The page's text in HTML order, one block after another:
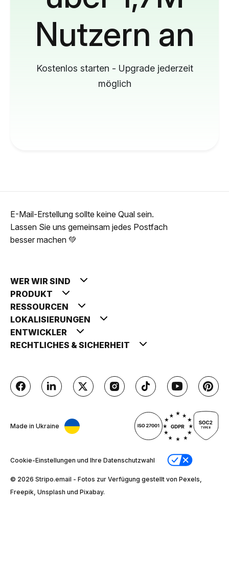
Nutzern an
Kostenlos starten - Upgrade jederzeit
möglich
E-Mail-Erstellung sollte keine Qual sein.
Lassen Sie uns gemeinsam jedes Postfach
besser machen 💚
WER WIR SIND
PRODUKT
RESSOURCEN
LOKALISIERUNGEN
ENTWICKLER
RECHTLICHES & SICHERHEIT
Made in Ukraine
Cookie-Einstellungen und Ihre Datenschutzwahl
© 2026 Stripо.email - Fotos zur Verfügung gestellt von Pexels,
Freepik, Unsplash und Pixabay.